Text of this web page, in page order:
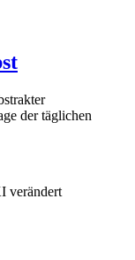
der täglichen